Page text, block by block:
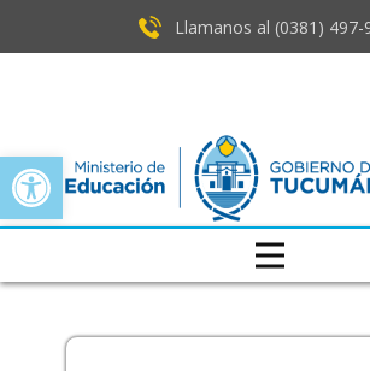
Open toolbar
Llamanos al (0381) ​497-